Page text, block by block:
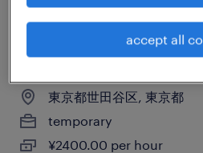
it・web系／メーカー系
の運用管理・保守
東京都世田谷区, 東京都
temporary
¥2400.00 per hour
accept all